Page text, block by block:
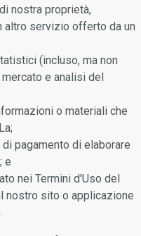
nostra proprietà,
altro servizio offerto da un
(incluso, ma non
e analisi del
o materiali che
pagamento di elaborare
e
nei Termini d'Uso del
sito o applicazione